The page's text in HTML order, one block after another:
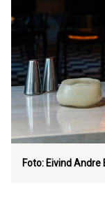
Foto: Eivind